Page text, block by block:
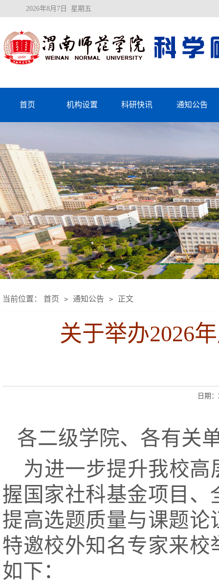
2026年8月7日 星期五
首页 机构设置 科研快讯 通知公告
当前位置： 首页 > 通知公告 > 正文
关于举办2026
日期
各二级学院、各有关
为进一步提升我校
握国家社科基金项目
提高选题质量与课题
特邀校外知名专家来校
如下：